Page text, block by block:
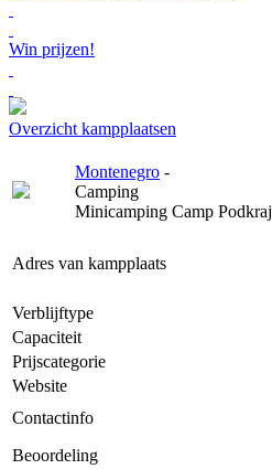
Win prijzen!
Overzicht kampplaatsen
Montenegro -
Camping
Minicamping Camp Podkraj
Adres van kampplaats
Verblijftype
Capaciteit
Prijscategorie
Website
Contactinfo
Beoordeling